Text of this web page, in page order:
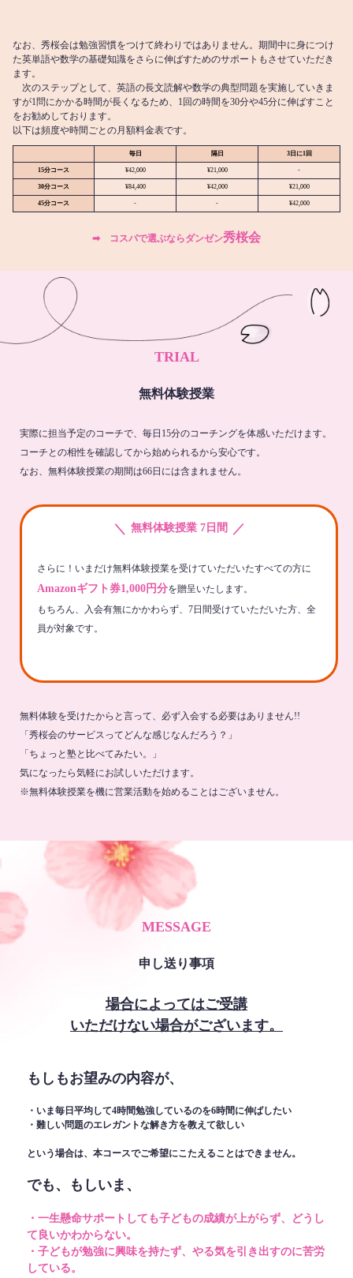
なお、秀桜会は勉強習慣をつけて終わりではありません。期間中に身につけ
た英単語や数学の基礎知識をさらに伸ばすためのサポートもさせていただき
ます。
次のステップとして、英語の長文読解や数学の典型問題を実施していきま
すが1問にかかる時間が長くなるため、1回の時間を30分や45分に伸ばすこと
をお勧めしております。
以下は頻度や時間ごとの月額料金表です。
毎日 隔日 3日に1回
15分コース ¥42,000 ¥21,000 -
30分コース ¥84,400 ¥42,000 ¥21,000
45分コース - - ¥42,000
➡︎ コスパで選ぶならダンゼン秀桜会
TRIAL
無料体験授業
実際に担当予定のコーチで、毎日15分のコーチングを体感いただけます。
コーチとの相性を確認してから始められるから安心です。
なお、無料体験授業の期間は66日には含まれません。
＼ 無料体験授業 7日間 ／
さらに！いまだけ無料体験授業を受けていただいたすべての方に
Amazonギフト券1,000円分を贈呈いたします。
もちろん、入会有無にかかわらず、7日間受けていただいた方、全
員が対象です。
無料体験を受けたからと言って、必ず入会する必要はありません!!
「秀桜会のサービスってどんな感じなんだろう？」
「ちょっと塾と比べてみたい。」
気になったら気軽にお試しいただけます。
※無料体験授業を機に営業活動を始めることはございません。
MESSAGE
申し送り事項
場合によってはご受講
いただけない場合がございます。
もしもお望みの内容が、
・いま毎日平均して4時間勉強しているのを6時間に伸ばしたい
・難しい問題のエレガントな解き方を教えて欲しい
という場合は、本コースでご希望にこたえることはできません。
でも、もしいま、
・一生懸命サポートしても子どもの成績が上がらず、どうし
て良いかわからない。
・子どもが勉強に興味を持たず、やる気を引き出すのに苦労
している。